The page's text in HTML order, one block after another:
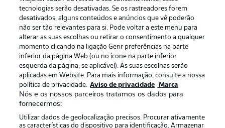
Publicidade Avisos legais
Gerir preferências Aviso de privacidade
Termos de uso Trabalhe conosco
Marca Contato
tecnologias serão desativadas. Se os rastreadores forem
desativados, alguns conteúdos e anúncios que vê poderão
não ser tão relevantes para si. Pode voltar a este menu para
alterar as suas escolhas ou retirar o consentimento a qualquer
momento clicando na ligação Gerir preferências na parte
inferior da página Web (ou no ícone na parte inferior
esquerda da página, se aplicável). As suas escolhas serão
aplicadas em Website. Para mais informação, consulte a nossa
política de privacidade. Aviso de privacidade Marca
Nós e os nossos parceiros tratamos os dados para
fornecermos:
Utilizar dados de geolocalização precisos. Procurar ativamente
as características do dispositivo para identificação. Armazenar